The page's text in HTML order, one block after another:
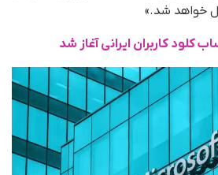
خواهد شد.»
کلود کاربران ایرانی آغاز شد